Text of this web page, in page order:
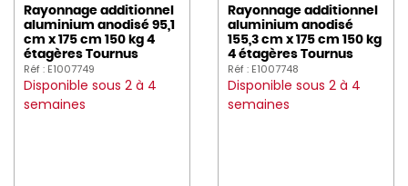
Rayonnage additionnel
aluminium anodisé 95,1
cm x 175 cm 150 kg 4
étagères Tournus
Réf : E1007749
Disponible sous 2 à 4
semaines
Rayonnage additionnel
aluminium anodisé
155,3 cm x 175 cm 150 kg
4 étagères Tournus
Réf : E1007748
Disponible sous 2 à 4
semaines